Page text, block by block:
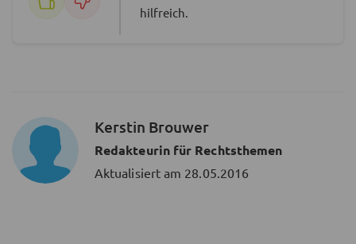
hilfreich.
Kerstin Brouwer
Redakteurin für Rechtsthemen
Aktualisiert am 28.05.2016